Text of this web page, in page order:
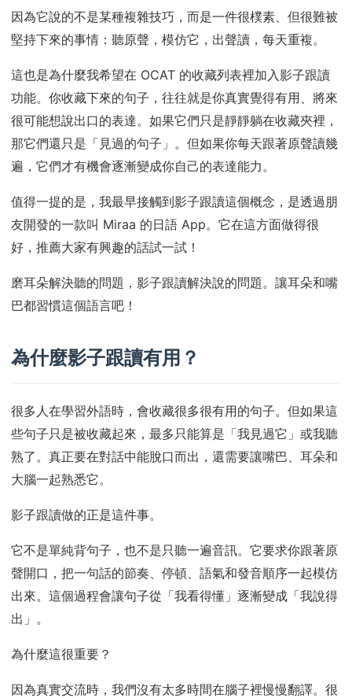
因為它說的不是某種複雜技巧，而是一件很樸素、但很難被
堅持下來的事情：聽原聲，模仿它，出聲讀，每天重複。
這也是為什麼我希望在 OCAT 的收藏列表裡加入影子跟讀
功能。你收藏下來的句子，往往就是你真實覺得有用、將來
很可能想說出口的表達。如果它們只是靜靜躺在收藏夾裡，
那它們還只是「見過的句子」。但如果你每天跟著原聲讀幾
遍，它們才有機會逐漸變成你自己的表達能力。
值得一提的是，我最早接觸到影子跟讀這個概念，是透過朋
友開發的一款叫 Miraa 的日語 App。它在這方面做得很
好，推薦大家有興趣的話試一試！
磨耳朵解決聽的問題，影子跟讀解決說的問題。讓耳朵和嘴
巴都習慣這個語言吧！
為什麼影子跟讀有用？
很多人在學習外語時，會收藏很多很有用的句子。但如果這
些句子只是被收藏起來，最多只能算是「我見過它」或我聽
熟了。真正要在對話中能脫口而出，還需要讓嘴巴、耳朵和
大腦一起熟悉它。
影子跟讀做的正是這件事。
它不是單純背句子，也不是只聽一遍音訊。它要求你跟著原
聲開口，把一句話的節奏、停頓、語氣和發音順序一起模仿
出來。這個過程會讓句子從「我看得懂」逐漸變成「我說得
出」。
為什麼這很重要？
因為真實交流時，我們沒有太多時間在腦子裡慢慢翻譯。很